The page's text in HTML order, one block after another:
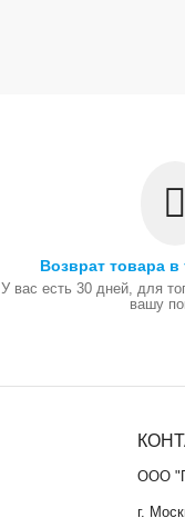
Возврат товара в
У вас есть 30 дней, для
вашу
ООО
г.